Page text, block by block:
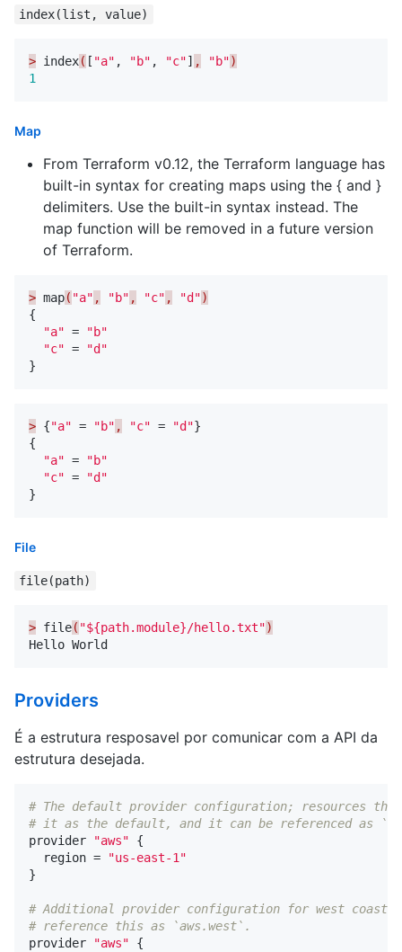
index(list, value)
> index( [ "a" , "b" , "c"] , "b")
1
Map
From Terraform v0.12, the Terraform language has
built-in syntax for creating maps using the { and }
delimiters. Use the built-in syntax instead. The
map function will be removed in a future version
of Terraform.
> map( "a" , "b" , "c" , "d")
{
"a" =
"b"
"c" =
"d"
}
> {"a" = "b" , "c" = "d"}
{
"a" =
"b"
"c" =
"d"
}
File
file(path)
> file( "${path.module}/hello.txt")
Hello World
Providers
É a estrutura resposavel por comunicar com a API da
estrutura desejada.
# The default provider configuration; resources
# it as the default, and it can be referenced as
provider
"aws"
{
region =
"us-east-1"
}
# Additional provider configuration for west coast
# reference this as `aws.west`.
provider
"aws"
{